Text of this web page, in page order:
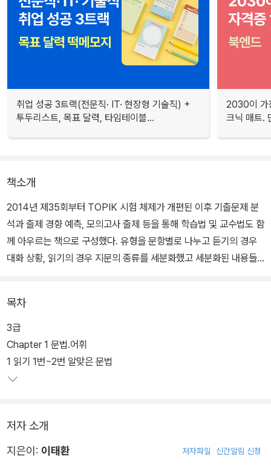
취업 성공 3트랙(전문직· IT· 현장형 기술직) +
투두리스트, 목표 달력, 타임테이블...
2030이 가
크닉 매트.
책소개
2014년 제35회부터 TOPIK 시험 체제가 개편된 이후 기출문제 분
석과 출제 경향 예측, 모의고사 출제 등을 통해 학습법 및 교수법도 함
께 아우르는 책으로 구성했다. 유형을 문항별로 나누고 듣기의 경우
대화 상황, 읽기의 경우 지문의 종류를 세분화했고 세분화된 내용들
목차
3급
Chapter 1 문법.어휘
1 읽기 1번~2번 알맞은 문법
저자 소개
지은이: 이태환 저자파일 신간알림 신청